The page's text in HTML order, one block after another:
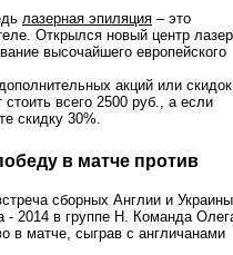
лазерная эпиляция – это
Открылся новый центр
высочайшего европейского
акций или
всего 2500 руб., а если
скидку 30%.
в матче против
сборных Англии и
- 2014 в группе Н. Команда
в матче, сыграв с англичанами